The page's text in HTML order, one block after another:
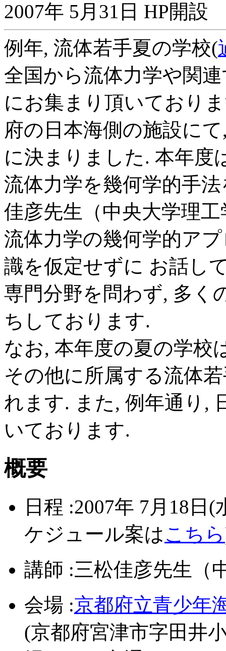
2007年 5月31日 HP開設
例年, 流体若手夏の学校(
全国から流体力学や関
にお集まり頂いており
府の日本海側の施設に
に決まりました. 本年度
流体力学を幾何学的手
佳彦先生（中央大学理
流体力学の幾何学的ア
識を仮定せずに お話し
専門分野を問わず, 多く
ちしております.
なお, 本年度の夏の学校
その他に所属する流体
れます. また, 例年通り,
いております.
概要
日程 :2007年 7月18日
ケジュール案はこちら
講師 :三松佳彦先生（
会場 :京都府立青少年
(京都府宮津市字田井